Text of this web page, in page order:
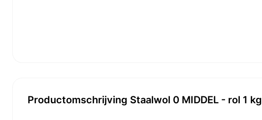
Productomschrijving Staalwol 0 MIDDEL - rol 1 kg